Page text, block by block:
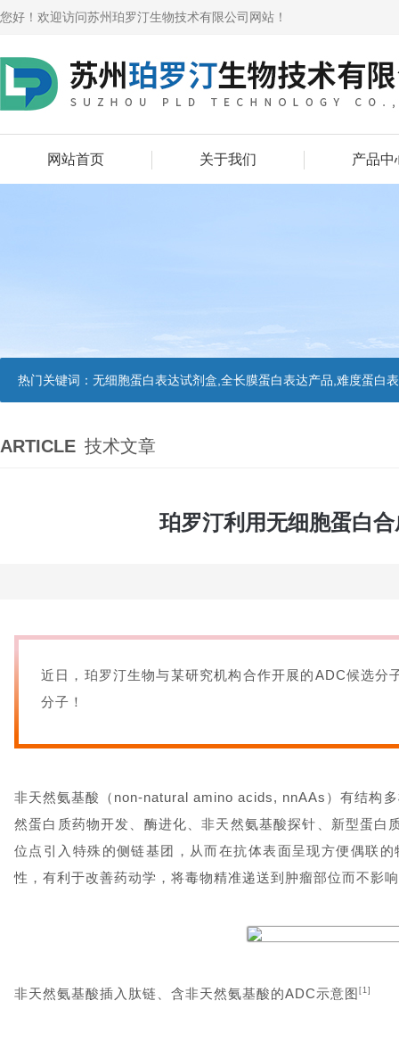
您好！欢迎访问苏州珀罗汀生物技术有限公司网站！
网站首页 关于我们 产品中
热门关键词： 无细胞蛋白表达试剂盒,全长膜蛋白表达产品,难度蛋白
ARTICLE 技术文章
珀罗汀利用无细胞蛋白
近日，珀罗汀生物与某研究机构合作开展的ADC候选分
分子！
非天然氨基酸 （non-natural amino acids, nnAAs）有结构
然蛋白质药物开发、酶进化、非天然氨基酸探针、新型蛋白
位点引入特殊的侧链基团，从而在抗体表面呈现方便偶联
性，有利于改善药动学，将毒物精准递送到肿瘤部位而不影
非天然氨基酸插入肽链、含非天然氨基酸的ADC示意图 [1]